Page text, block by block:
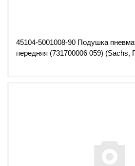
45104-5001008-90 Подушка
передняя (731700006 059) (Sachs,